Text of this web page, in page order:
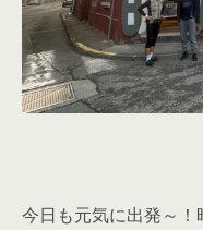
今日も元気に出発～